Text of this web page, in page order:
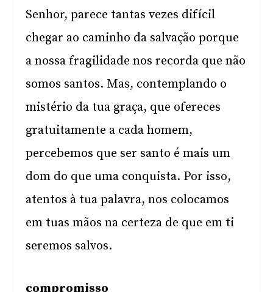
Senhor, parece tantas vezes difícil
chegar ao caminho da salvação porque
a nossa fragilidade nos recorda que não
somos santos. Mas, contemplando o
mistério da tua graça, que ofereces
gratuitamente a cada homem,
percebemos que ser santo é mais um
dom do que uma conquista. Por isso,
atentos à tua palavra, nos colocamos
em tuas mãos na certeza de que em ti
seremos salvos.
compromisso